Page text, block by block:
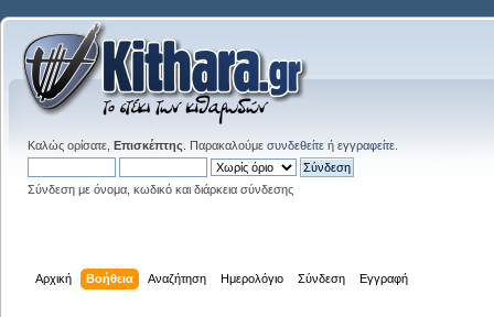
Καλώς ορίσατε, Επισκέπτης . Παρακαλούμε συνδεθείτε ή εγγραφείτε
Σύνδεση με όνομα, κωδικό και διάρκεια σύνδεσης
Αρχική Βοήθεια Αναζήτηση Ημερολόγιο Σύνδεση Εγγραφή